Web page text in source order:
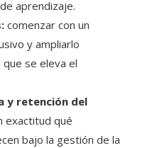
aprendizaje.
comenzar con un
y ampliarlo
se eleva el
y retención del
exactitud qué
bajo la gestión de la